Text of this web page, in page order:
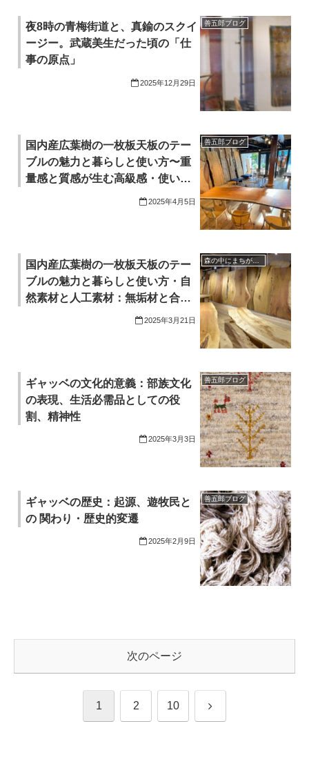
善五郎ブログ
夜8時の青梅街道と、真鍮のスクイ
ージー。武蔵美生だった頃の「仕
事の原点」
2025年12月29日
善五郎ブログ
国内産広葉樹の一枚板天板のテー
ブルの魅力と暮らしと使い方〜重
量感と質感が生む高級感・使い込
むほど味わいが増す経年変化
2025年4月5日
森の中にまちがある。一歩
国内産広葉樹の一枚板天板のテー
ブルの魅力と暮らしと使い方・自
然素材と人工素材：無垢材と合板
の違い・一枚板ならではの唯一無
2025年3月21日
善五郎ブログ
ギャッベの文化的意義：部族文化
の表現、生活必需品としての役
割、精神性
2025年3月3日
善五郎ブログ
ギャッベの歴史：起源、遊牧民と
の 関わり・歴史的変遷
2025年2月9日
次のページ
1 2 10 次